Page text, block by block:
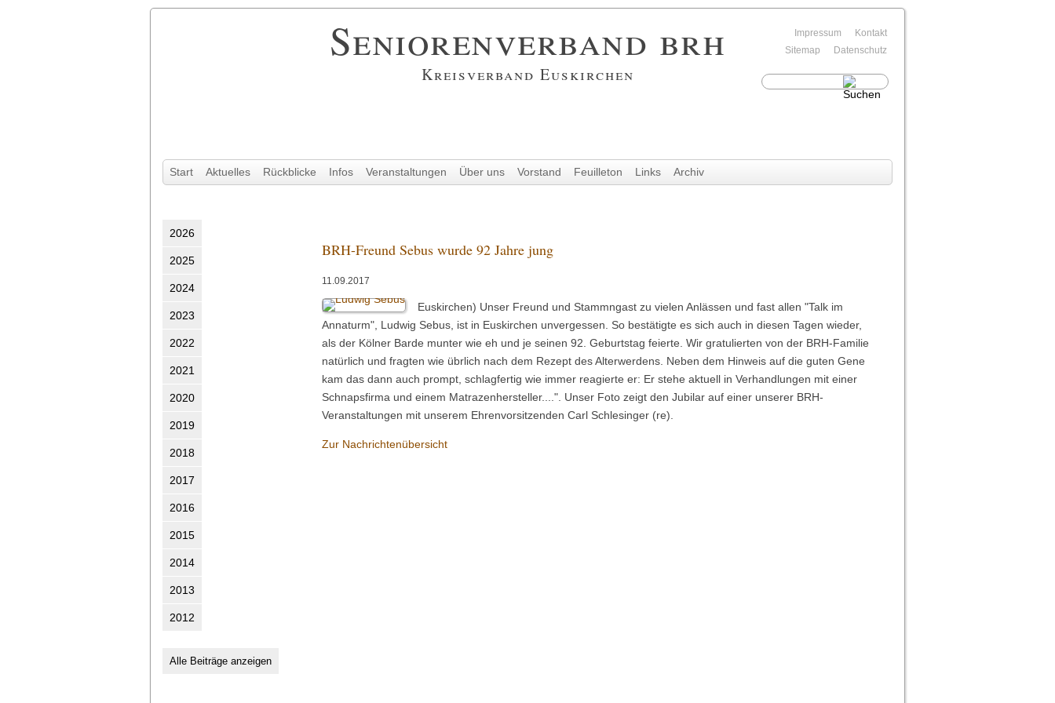
Seniorenverband brh
Kreisverband Euskirchen
Navigation
Start Aktuelles Rückblicke Infos Veranstaltungen Über uns Vorstand Feuilleton Links Archiv
Kontakt
Impressum
Datenschutz
Sitemap
BRH-Freund Sebus wurde 92 Jahre jung
11.09.2017
Euskirchen) Unser Freund und Stammngast zu vielen Anlässen und fast allen "Talk im
Annaturm", Ludwig Sebus, ist in Euskirchen unvergessen. So bestätigte es sich auch in diesen Tagen wieder,
als der Kölner Barde munter wie eh und je seinen 92. Geburtstag feierte. Wir gratulierten von der BRH-Familie
natürlich und fragten wie übrlich nach dem Rezept des Alterwerdens. Neben dem Hinweis auf die guten Gene
kam das dann auch prompt, schlagfertig wie immer reagierte er: Er stehe aktuell in Verhandlungen mit einer
Schnapsfirma und einem Matrazenhersteller....". Unser Foto zeigt den Jubilar auf einer unserer BRH-
Veranstaltungen mit unserem Ehrenvorsitzenden Carl Schlesinger (re).
Zur Nachrichtenübersicht
2026
2025
2024
2023
2022
2021
2020
2019
2018
2017
2016
2015
2014
2013
2012
Alle Beiträge anzeigen